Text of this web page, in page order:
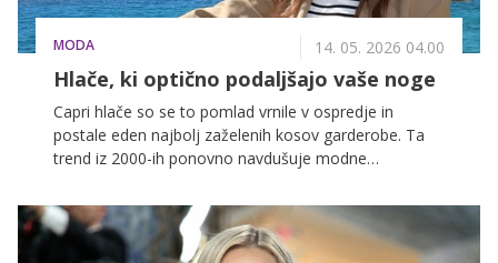
MODA 14. 05. 2026 04.00
Hlače, ki optično podaljšajo vaše noge
Capri hlače so se to pomlad vrnile v ospredje in
postale eden najbolj zaželenih kosov garderobe. Ta
trend iz 2000-ih ponovno navdušuje modne